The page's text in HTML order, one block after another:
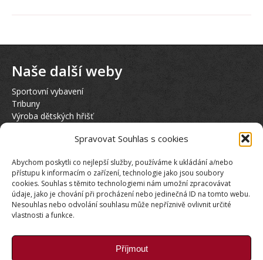
Spravovat Souhlas s cookies
Abychom poskytli co nejlepší služby, používáme k ukládání a/nebo
přístupu k informacím o zařízení, technologie jako jsou soubory
cookies. Souhlas s těmito technologiemi nám umožní zpracovávat
údaje, jako je chování při procházení nebo jedinečná ID na tomto webu.
Nesouhlas nebo odvolání souhlasu může nepříznivě ovlivnit určité
vlastnosti a funkce.
Příjmout
Naše další weby
Sportovní vybavení
Tribuny
Výroba dětských hřišť
Půjčovna elektrokol KTM
Sociální sítě